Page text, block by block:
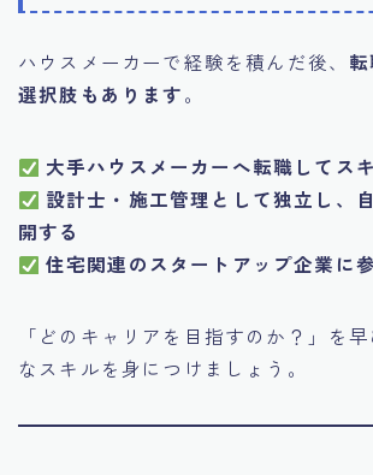
ハウスメーカーで経験を積んだ後、
選択肢もあります。
大手ハウスメーカーへ転職してス
設計士・施工管理として独立し、
開する
住宅関連のスタートアップ企業に
「どのキャリアを目指すのか？」を
なスキルを身につけましょう。